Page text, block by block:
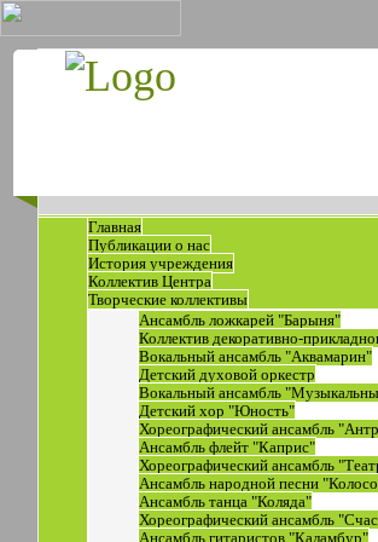
Главная
Публикации о нас
История учреждения
Коллектив Центра
Творческие коллективы
Ансамбль ложкарей "Барыня"
Коллектив декоративно-
Вокальный ансамбль "Аквамарин"
Детский духовой оркестр
Вокальный ансамбль
Детский хор "Юность"
Хореографический ансамбль
Ансамбль флейт "Каприс"
Хореографический ансамбль
Ансамбль народной песни
Ансамбль танца "Коляда"
Хореографический ансамбль
Ансамбль гитаристов "Каламбур"